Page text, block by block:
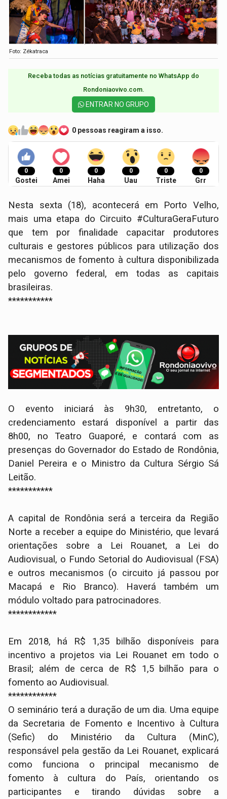
Foto: Zékatraca
Receba todas as notícias gratuitamente no WhatsApp do
Rondoniaovivo.com.​
ENTRAR NO GRUPO
0 pessoas reagiram a isso.
0
Gostei
0
Amei
0
Haha
0
Uau
0
Triste
0
Grr
Nesta sexta (18), acontecerá em Porto Velho,
mais uma etapa do Circuito #CulturaGeraFuturo
que tem por finalidade capacitar produtores
culturais e gestores públicos para utilização dos
mecanismos de fomento à cultura disponibilizada
pelo governo federal, em todas as capitais
brasileiras.
***********
O evento iniciará às 9h30, entretanto, o
credenciamento estará disponível a partir das
8h00, no Teatro Guaporé, e contará com as
presenças do Governador do Estado de Rondônia,
Daniel Pereira e o Ministro da Cultura Sérgio Sá
Leitão.
***********
A capital de Rondônia será a terceira da Região
Norte a receber a equipe do Ministério, que levará
orientações sobre a Lei Rouanet, a Lei do
Audiovisual, o Fundo Setorial do Audiovisual (FSA)
e outros mecanismos (o circuito já passou por
Macapá e Rio Branco). Haverá também um
módulo voltado para patrocinadores.
************
Em 2018, há R$ 1,35 bilhão disponíveis para
incentivo a projetos via Lei Rouanet em todo o
Brasil; além de cerca de R$ 1,5 bilhão para o
fomento ao Audiovisual.
************
O seminário terá a duração de um dia. Uma equipe
da Secretaria de Fomento e Incentivo à Cultura
(Sefic) do Ministério da Cultura (MinC),
responsável pela gestão da Lei Rouanet, explicará
como funciona o principal mecanismo de
fomento à cultura do País, orientando os
participantes e tirando dúvidas sobre a